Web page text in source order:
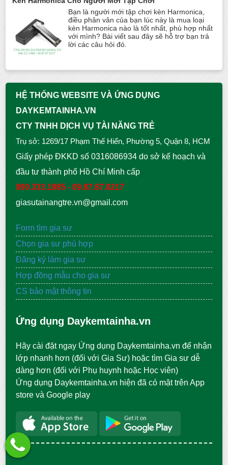
Bạn là người mới tập chơi kèn Harmonica,
điều phân vân của bạn lúc này là mua loại
kèn Harmonica nào là tốt nhất, phù hợp nhất
với mình? Bài viết sau đây sẽ hỗ trợ bạn trả
lời các câu hỏi đó.
HỆ THỐNG WEBSITE VÀ ỨNG DỤNG
DAYKEMTAINHA.VN
CTY TNHH DỊCH VỤ TÀI NĂNG TRẺ
Trụ sở: 1269/17 Phạm Thế Hiển, Phường 5, Quận 8, HCM
Giấy phép ĐKKD số 0316086934 do sở kế hoạch và
đầu tư thành phố Hồ Chí Minh cấp
090.333.1985 - 09.87.87.0217
giasutainangtre.vn@gmail.com
Form tìm gia sư
Chọn gia sư phù hợp
Đăng ký làm gia sư
Hợp đồng mẫu cho gia sư
CS bảo mật thông tin
Ứng dụng Daykemtainha.vn
Hãy cài đặt ngay Ứng dụng Daykemtainha.vn để nhận
lớp nhanh hơn (đối với Gia Sư) hoặc tìm Gia sư dễ
dàng hơn (đối với Phụ huynh hoặc Học viên)
Ứng dụng Daykemtainha.vn hiện đã có mặt trên App
store và Google play